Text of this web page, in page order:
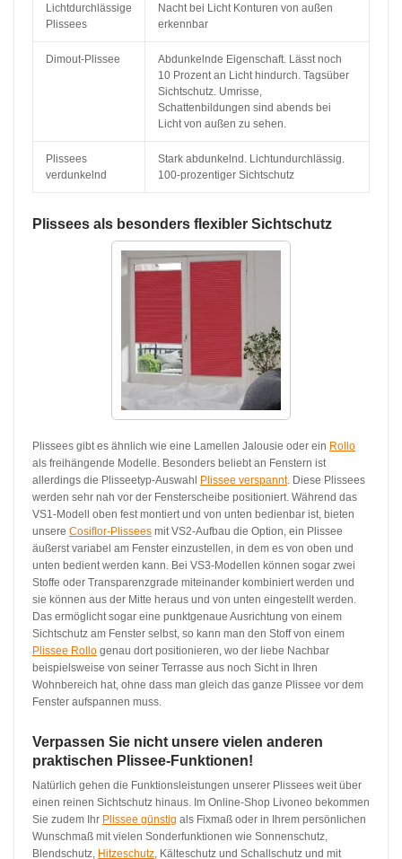
Lichtdurchlässige
Plissees
Nacht bei Licht Konturen von außen
erkennbar
Dimout-Plissee
Abdunkelnde Eigenschaft. Lässt noch
10 Prozent an Licht hindurch. Tagsüber
Sichtschutz. Umrisse,
Schattenbildungen sind abends bei
Licht von außen zu sehen.
Plissees
verdunkelnd
Stark abdunkelnd. Lichtundurchlässig.
100-prozentiger Sichtschutz
Plissees als besonders flexibler Sichtschutz
Plissees gibt es ähnlich wie eine Lamellen Jalousie oder ein Rollo
als freihängende Modelle. Besonders beliebt an Fenstern ist
allerdings die Plisseetyp-Auswahl
Plissee verspannt. Diese Plissees
werden sehr nah vor der Fensterscheibe positioniert. Während das
VS1-Modell oben fest montiert und von unten bedienbar ist, bieten
unsere Cosiflor-Plissees mit VS2-Aufbau die Option, ein Plissee
äußerst variabel am Fenster einzustellen, in dem es von oben und
unten bedient werden kann. Bei VS3-Modellen können sogar zwei
Stoffe oder Transparenzgrade miteinander kombiniert werden und
sie können aus der Mitte heraus und von unten eingestellt werden.
Das ermöglicht sogar eine punktgenaue Ausrichtung von einem
Sichtschutz am Fenster selbst, so kann man den Stoff von einem
Plissee Rollo genau dort positionieren, wo der liebe Nachbar
beispielsweise von seiner Terrasse aus noch Sicht in Ihren
Wohnbereich hat, ohne dass man gleich das ganze Plissee vor dem
Fenster aufspannen muss.
Verpassen Sie nicht unsere vielen anderen
praktischen Plissee-Funktionen!
Natürlich gehen die Funktionsleistungen unserer Plissees weit über
einen reinen Sichtschutz hinaus. Im Online-Shop Livoneo bekommen
Sie zudem Ihr Plissee günstig als Fixmaß oder in Ihrem persönlichen
Wunschmaß mit vielen Sonderfunktionen wie Sonnenschutz,
Blendschutz, Hitzeschutz, Kälteschutz und Schallschutz und mit